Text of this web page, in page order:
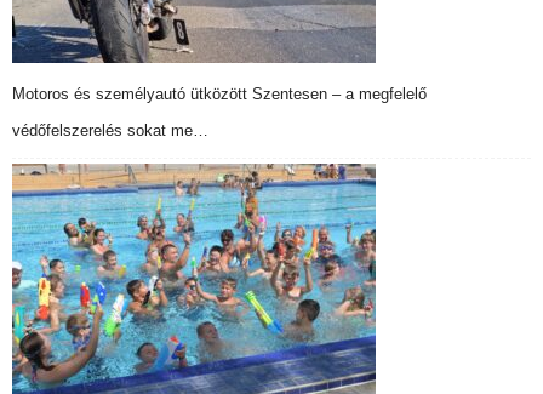
Motoros és személyautó ütközött Szentesen – a megfelelő
védőfelszerelés sokat me…